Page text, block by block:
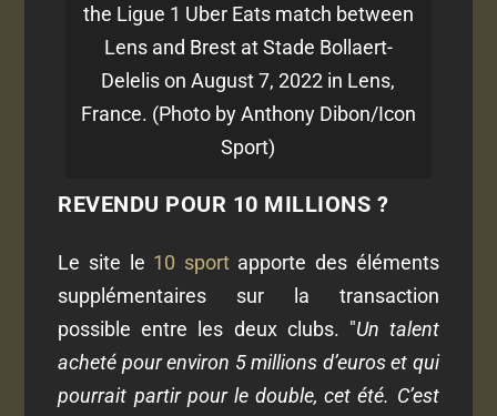
the Ligue 1 Uber Eats match between
Lens and Brest at Stade Bollaert-
Delelis on August 7, 2022 in Lens,
France. (Photo by Anthony Dibon/Icon
Sport)
REVENDU POUR 10 MILLIONS ?
Le site le 10 sportapporte des éléments
supplémentaires sur la transaction
possible entre les deux clubs. "Un talent
acheté pour environ 5 millions d’euros et qui
pourrait partir pour le double, cet été. C’est